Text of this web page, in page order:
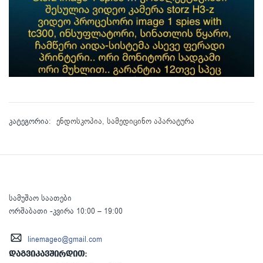
კატეგორია: ენდოსკოპია, სამედიცინო აპარატურა
სამუშაო საათები
ორშაბათი -კვირა 10:00 – 19:00
linemageo@gmail.com
დაგვიკავშირდით: